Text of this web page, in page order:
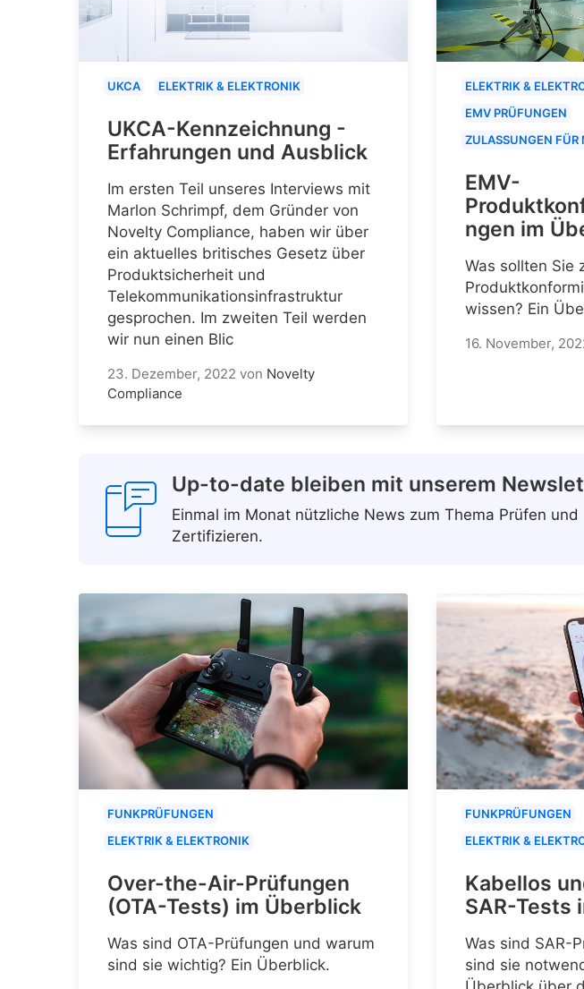
UKCA ELEKTRIK & ELEKTRONIK
UKCA-Kennzeichnung -
Erfahrungen und Ausblick
Im ersten Teil unseres Interviews mit
Marlon Schrimpf, dem Gründer von
Novelty Compliance, haben wir über
ein aktuelles britisches Gesetz über
Produktsicherheit und
Telekommunikationsinfrastruktur
gesprochen. Im zweiten Teil werden
wir nun einen Blic
23. Dezember, 2022 von Novelty
Compliance
ELEKTRIK &
EMV PRÜFUNGEN
ZULASSUNGEN FÜR
EMV-
ngen im
Was sollten Sie
wissen? Ein
16. November,
Up-to-date bleiben mit unserem
Einmal im Monat nützliche News zum Thema Prüfen und
Zertifizieren.
FUNKPRÜFUNGEN
ELEKTRIK & ELEKTRONIK
Over-the-Air-Prüfungen
(OTA-Tests) im Überblick
Was sind OTA-Prüfungen und warum
sind sie wichtig? Ein Überblick.
FUNKPRÜFUNGEN
ELEKTRIK &
Kabellos
SAR-Tests
Was sind SAR-
sind sie